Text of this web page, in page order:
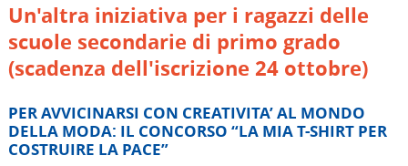
Un'altra iniziativa per i ragazzi delle
scuole secondarie di primo grado
(scadenza dell'iscrizione 24 ottobre)
PER AVVICINARSI CON CREATIVITA’ AL MONDO
DELLA MODA: IL CONCORSO “LA MIA T-SHIRT PER
COSTRUIRE LA PACE”